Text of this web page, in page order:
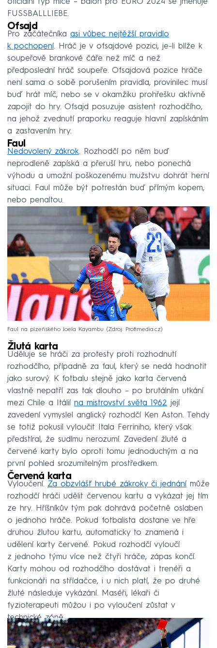
oficiální typ míče – balon pro EURO 2024 se jmenuje
FUSSBALLLIEBE.
Ofsajd
Pro začátečníka asi vůbec nejtěžší pravidlo
k pochopení. Hráč je v ofsajdové pozici, je-li blíže k
soupeřově brankové čáře než míč a než
předposlední hráč soupeře. Ofsajdová pozice hráče
není sama o sobě porušením pravidla, provinilec musí
buď hrát míč, nebo se v okamžiku prohřešku aktivně
zapojit do hry. Ofsajd posuzuje asistent rozhodčího,
na jehož zvednutí praporku reaguje hlavní zapískáním
a zastavením hry.
Faul
Nedovolený zákrok. Rozhodčí po něm buď
neprodleně zapíská a přeruší hru, nebo ponechá
výhodu a umožní poškozenému mužstvu dohrát herní
situaci. Faul může být potrestán buď přímým kopem,
nebo penaltou.
Faul na plzeňského Joela Kayambu Zdroj: Profimedia.cz
Žlutá karta
Uděluje se hráči za protesty proti rozhodnutí
rozhodčího, případně za faul, který se nedá hodnotit
jako surový. K fotbalu stejně jako karta červená
vlastně nepatří zas tak dlouho – po brutálním utkání
mezi Chile a Itálií na mistrovství světa 1962 její
zavedení vymyslel anglický rozhodčí Ken Aston. Tehdy
se totiž pokusil vyloučit Itala Ferriniho, který však
předstíral, že sudímu nerozumí. Zavedení žluté a
červené karty bylo oproti tomu jednoduchým a na
první pohled srozumitelným prostředkem.
Červená karta
Vyloučení. Za obzvlášť hrubé zákroky či jednání může
rozhodčí hráči udělit červenou kartu a vykázat jej tím
ze hry. Hříšníkův tým pak dohrává početně oslaben
o jednoho hráče. Pokud fotbalista dostane ve hře
druhou žlutou kartu, automaticky to znamená i
udělení karty červené. Pokud rozhodčí vyloučí
z jednoho týmu více než čtyři hráče, zápas končí.
Karty mohou od rozhodčího dostávat i trenéři a
funkcionáři na střídačce, i u nich platí, že po druhé
žluté následuje vykázání. Maséři, lékaři či
fyzioterapeuti můžou i po vyloučení zůstat v
technické zóně.